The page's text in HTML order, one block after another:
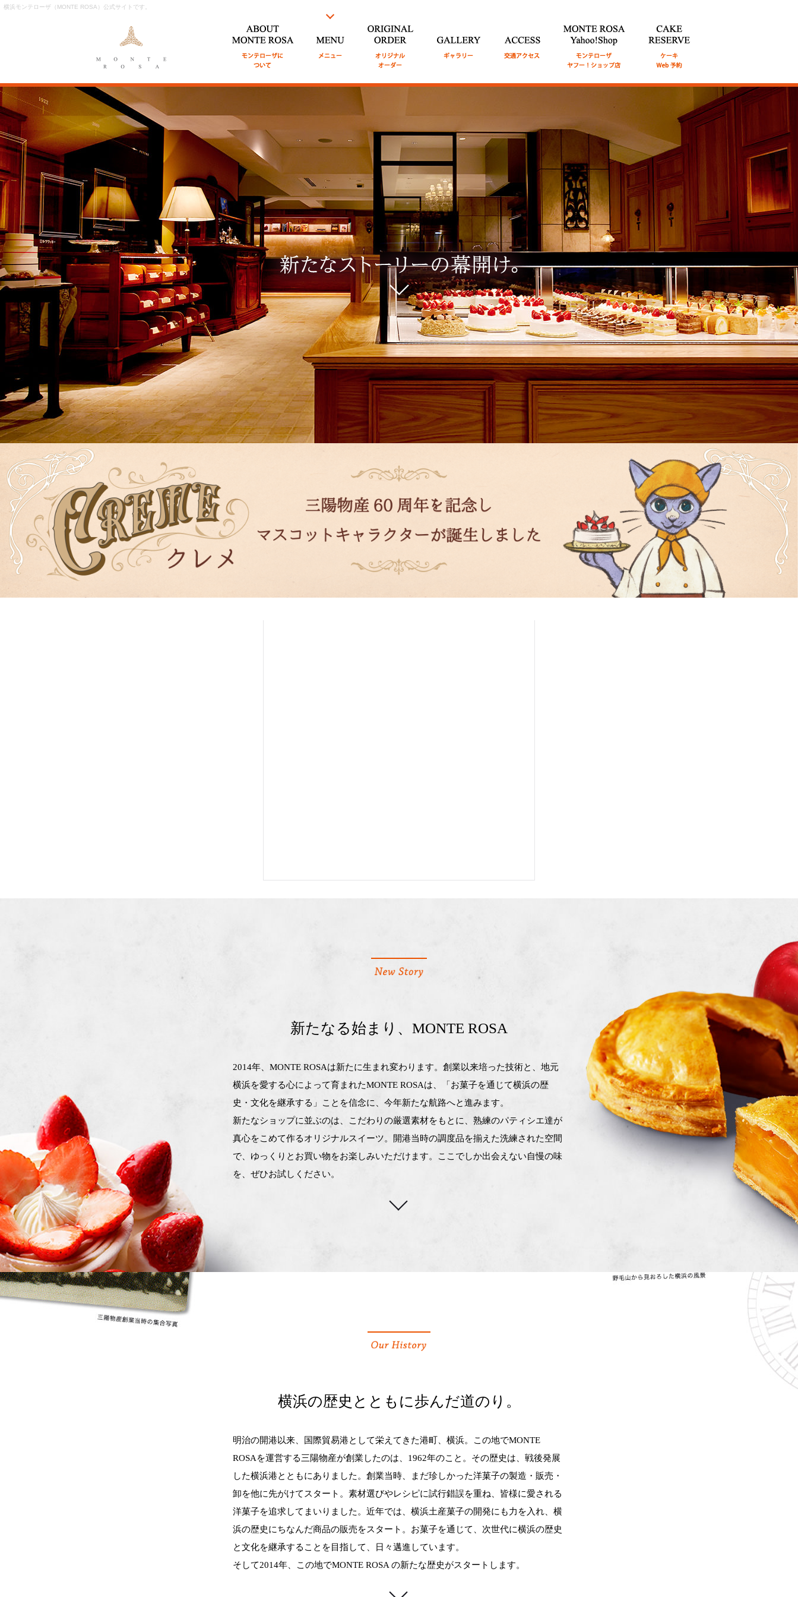
横浜モンテローザ（MONTE ROSA）公式サイトです。
ンテローザについて
ー
オリジナルオーダー
ー
セス
オンライン ショップ
ーキWeb予約
新たなる始まり、MONTE ROSA
2014年、MONTE ROSAは新たに生まれ変わります。創業以来培った技術と、地元
横浜を愛する心によって育まれたMONTE ROSAは、「お菓子を通じて横浜の歴
史・文化を継承する」ことを信念に、今年新たな航路へと進みます。
新たなショップに並ぶのは、こだわりの厳選素材をもとに、熟練のパティシエ達が
真心をこめて作るオリジナルスイーツ。開港当時の調度品を揃えた洗練された空間
で、ゆっくりとお買い物をお楽しみいただけます。ここでしか出会えない自慢の味
を、ぜひお試しください。
横浜の歴史とともに歩んだ道のり。
明治の開港以来、国際貿易港として栄えてきた港町、横浜。この地でMONTE
ROSAを運営する三陽物産が創業したのは、1962年のこと。その歴史は、戦後発展
した横浜港とともにありました。創業当時、まだ珍しかった洋菓子の製造・販売・
卸を他に先がけてスタート。素材選びやレシピに試行錯誤を重ね、皆様に愛される
洋菓子を追求してまいりました。近年では、横浜土産菓子の開発にも力を入れ、横
浜の歴史にちなんだ商品の販売をスタート。お菓子を通じて、次世代に横浜の歴史
と文化を継承することを目指して、日々邁進しています。
そして2014年、この地でMONTE ROSA の新たな歴史がスタートします。